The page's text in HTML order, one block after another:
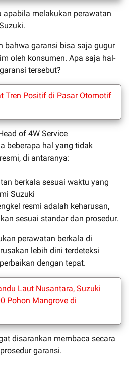
melakukan perawatan
bahwa garansi bisa saja gugur
oleh konsumen. Apa saja hal-
tersebut?
Tren Positif di Pasar Otomotif
of 4W Service
beberapa hal yang tidak
di antaranya:
berkala sesuai waktu yang
Suzuki
resmi adalah keharusan,
sesuai standar dan prosedur.
perawatan berkala di
lebih dini terdeteksi
dengan tepat.
Laut Nusantara, Suzuki
Pohon Mangrove di
disarankan membaca secara
garansi.